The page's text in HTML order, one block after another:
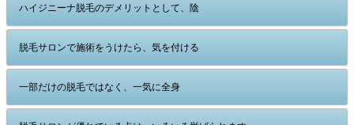
ハイジニーナ脱毛のデメリットとして、陰
脱毛サロンで施術をうけたら、気を付ける
一部だけの脱毛ではなく、一気に全身